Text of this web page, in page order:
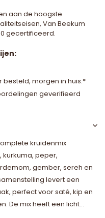
aan de hoogste
Van Beekum
gecertificeerd.
besteld, morgen in huis.*
geverifieerd
kruidenmix
peper,
gember, sereh en
levert een
perfect voor saté, kip en
De mix heeft een licht...